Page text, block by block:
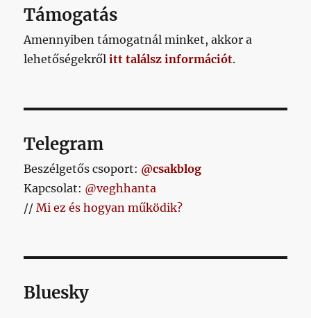
Támogatás
Amennyiben támogatnál minket, akkor a
lehetőségekrőlitt találsz információt.
Telegram
Beszélgetős csoport: @csakblog
Kapcsolat: @veghhanta
//Mi ez és hogyan működik?
Bluesky